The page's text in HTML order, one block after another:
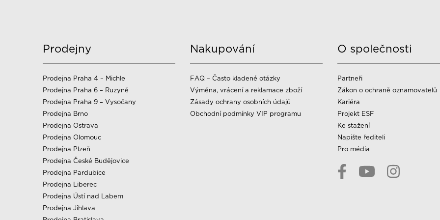
Prodejny
Prodejna Praha 4 – Michle
Prodejna Praha 6 – Ruzyně
Prodejna Praha 9 – Vysočany
Prodejna Brno
Prodejna Ostrava
Prodejna Olomouc
Prodejna Plzeň
Prodejna České Budějovice
Prodejna Pardubice
Prodejna Liberec
Prodejna Ústí nad Labem
Prodejna Jihlava
Nakupování
FAQ – Často kladené otázky
Výměna, vrácení a reklamace zboží
Zásady ochrany osobních údajů
Obchodní podmínky VIP programu
O společnosti
Partneři
Zákon o ochraně oznamovatelů
Kariéra
Projekt ESF
Ke stažení
Napište řediteli
Pro média